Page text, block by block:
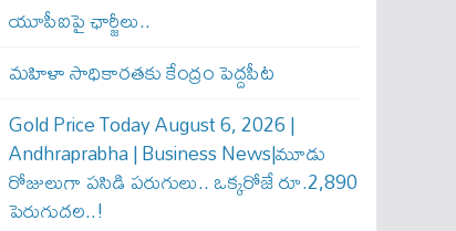
యూపీఐపై ఛార్జీలు..
మహిళా సాధికారతకు కేంద్రం పెద్దపీట
Gold Price Today August 6, 2026 |
Andhraprabha | Business News|మూడు
రోజులుగా పసిడి పరుగులు.. ఒక్కరోజే రూ.2,890
పెరుగుద‌ల‌..!